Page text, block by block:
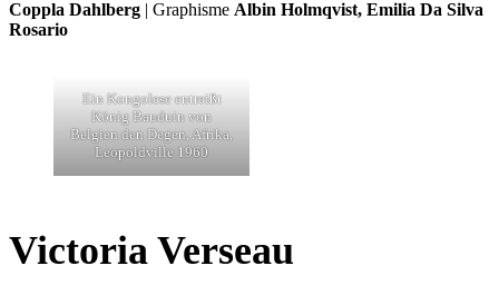
Coppla Dahlberg | Graphisme Albin Holmqvist, Emilia Da Silva
Rosario
Ein Kongolese entreißt
König Bauduin von
Belgien den Degen, Afrika,
Leopoldville 1960
Victoria Verseau